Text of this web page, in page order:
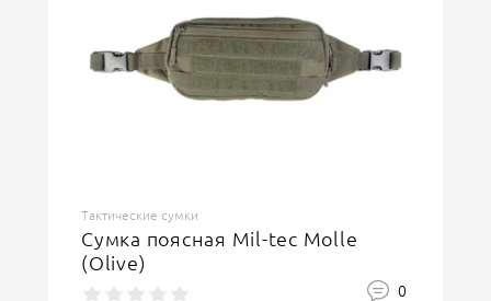
Тактические сумки
Сумка поясная Mil-tec Molle
(Olive)
0